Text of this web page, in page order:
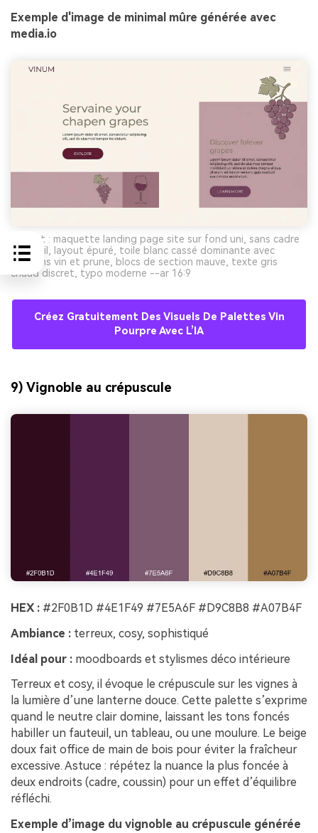
Exemple d'image de minimal mûre générée avec
media.io
Prompt : maquette landing page site sur fond uni, sans cadre
appareil, layout épuré, toile blanc cassé dominante avec
boutons vin et prune, blocs de section mauve, texte gris
chaud discret, typo moderne --ar 16:9
Créez Gratuitement Des Visuels De Palettes Vin
Pourpre Avec L’IA
9) Vignoble au crépuscule
HEX : #2F0B1D #4E1F49 #7E5A6F #D9C8B8 #A07B4F
Ambiance : terreux, cosy, sophistiqué
Idéal pour : moodboards et stylismes déco intérieure
Terreux et cosy, il évoque le crépuscule sur les vignes à
la lumière d’une lanterne douce. Cette palette s’exprime
quand le neutre clair domine, laissant les tons foncés
habiller un fauteuil, un tableau, ou une moulure. Le beige
doux fait office de main de bois pour éviter la fraîcheur
excessive. Astuce : répétez la nuance la plus foncée à
deux endroits (cadre, coussin) pour un effet d’équilibre
réfléchi.
Exemple d’image du vignoble au crépuscule générée